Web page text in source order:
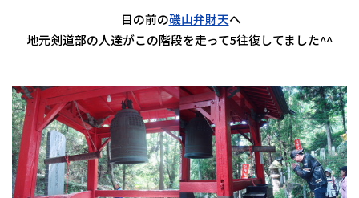
目の前の磯山弁財天へ
地元剣道部の人達がこの階段を走って5往復してました^^